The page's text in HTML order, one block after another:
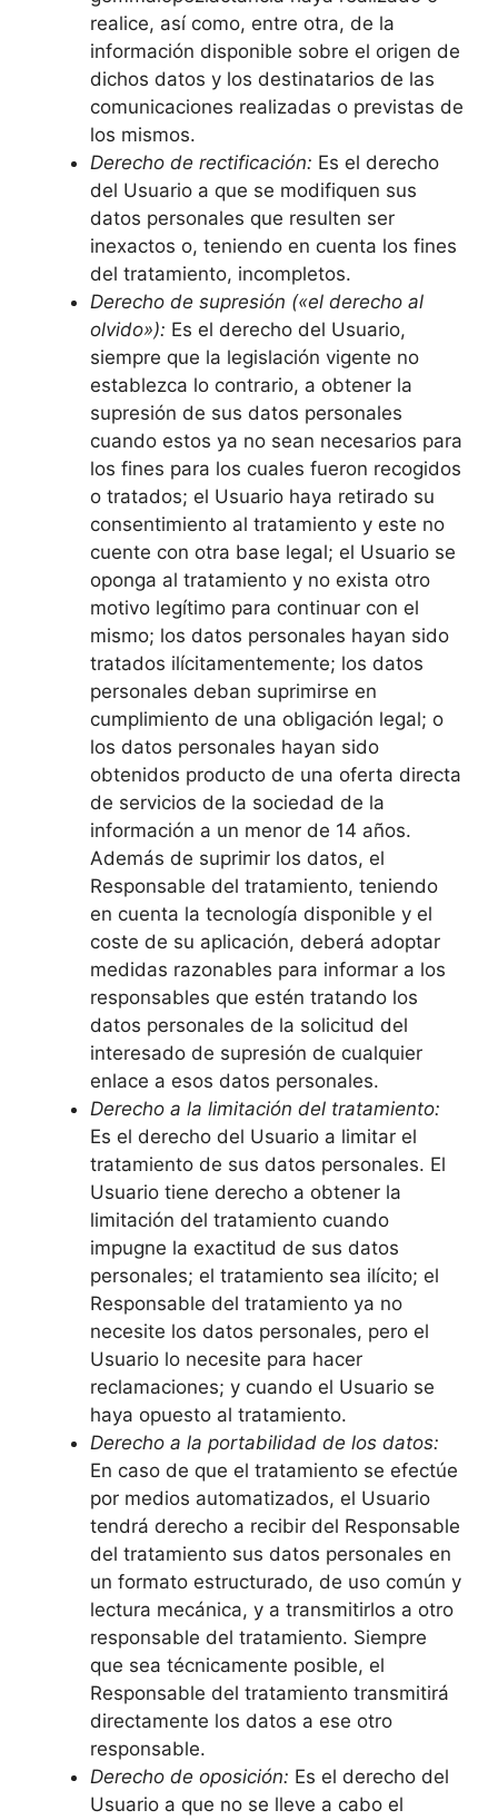
realice, así como, entre otra, de la
información disponible sobre el origen de
dichos datos y los destinatarios de las
comunicaciones realizadas o previstas de
los mismos.
Derecho de rectificación: Es el derecho
del Usuario a que se modifiquen sus
datos personales que resulten ser
inexactos o, teniendo en cuenta los fines
del tratamiento, incompletos.
Derecho de supresión («el derecho al
olvido»): Es el derecho del Usuario,
siempre que la legislación vigente no
establezca lo contrario, a obtener la
supresión de sus datos personales
cuando estos ya no sean necesarios para
los fines para los cuales fueron recogidos
o tratados; el Usuario haya retirado su
consentimiento al tratamiento y este no
cuente con otra base legal; el Usuario se
oponga al tratamiento y no exista otro
motivo legítimo para continuar con el
mismo; los datos personales hayan sido
tratados ilícitamentemente; los datos
personales deban suprimirse en
cumplimiento de una obligación legal; o
los datos personales hayan sido
obtenidos producto de una oferta directa
de servicios de la sociedad de la
información a un menor de 14 años.
Además de suprimir los datos, el
Responsable del tratamiento, teniendo
en cuenta la tecnología disponible y el
coste de su aplicación, deberá adoptar
medidas razonables para informar a los
responsables que estén tratando los
datos personales de la solicitud del
interesado de supresión de cualquier
enlace a esos datos personales.
Derecho a la limitación del tratamiento:
Es el derecho del Usuario a limitar el
tratamiento de sus datos personales. El
Usuario tiene derecho a obtener la
limitación del tratamiento cuando
impugne la exactitud de sus datos
personales; el tratamiento sea ilícito; el
Responsable del tratamiento ya no
necesite los datos personales, pero el
Usuario lo necesite para hacer
reclamaciones; y cuando el Usuario se
haya opuesto al tratamiento.
Derecho a la portabilidad de los datos:
En caso de que el tratamiento se efectúe
por medios automatizados, el Usuario
tendrá derecho a recibir del Responsable
del tratamiento sus datos personales en
un formato estructurado, de uso común y
lectura mecánica, y a transmitirlos a otro
responsable del tratamiento. Siempre
que sea técnicamente posible, el
Responsable del tratamiento transmitirá
directamente los datos a ese otro
responsable.
Derecho de oposición: Es el derecho del
Usuario a que no se lleve a cabo el